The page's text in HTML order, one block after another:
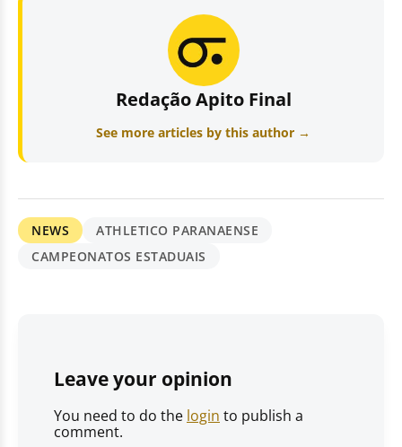
Redação Apito Final
See more articles by this author →
NEWS
ATHLETICO PARANAENSE
CAMPEONATOS ESTADUAIS
Leave your opinion
You need to do the login to publish a
comment.